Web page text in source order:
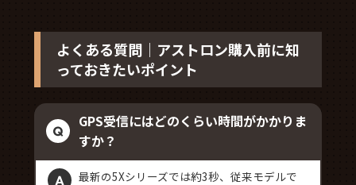
よくある質問｜アストロン購入前に知
っておきたいポイント
GPS受信にはどのくらい時間がかかりま
すか？
最新の5Xシリーズでは約3秒、従来モデルで